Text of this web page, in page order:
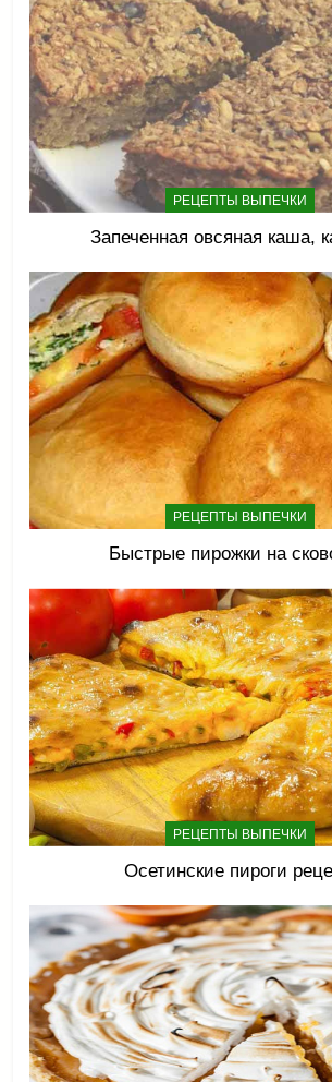
РЕЦЕПТЫ ВЫПЕЧКИ
Запеченная овсяная каша,
РЕЦЕПТЫ ВЫПЕЧКИ
Быстрые пирожки на
РЕЦЕПТЫ ВЫПЕЧКИ
Осетинские пироги